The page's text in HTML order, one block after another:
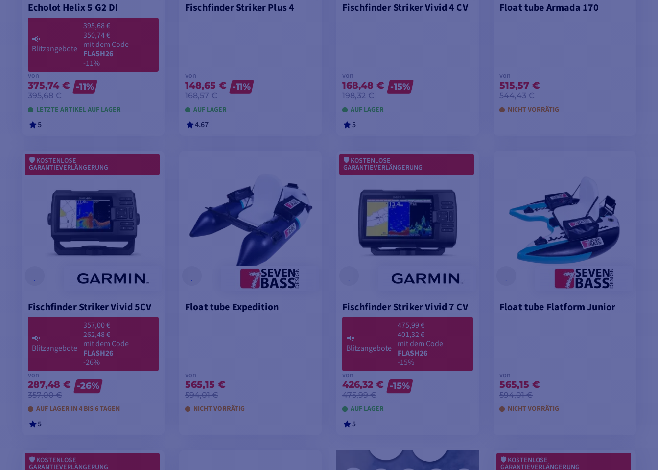
Echolot Helix 5 G2 DI
📢
Blitzangebote
395,68 €
350,74 €
mit dem Code
FLASH26
-11%
von
375,74 €
395,68 €
-11%
LETZTE ARTIKEL AUF LAGER
5
MODELLE ANSEHEN
Fischfinder Striker Plus 4
von
148,65 €
168,57 €
-11%
AUF LAGER
4.67
Fischfinder Striker Vivid 4 CV
von
168,48 €
198,32 €
-15%
AUF LAGER
5
MODELLE ANSEHEN
Float tube Armada 170
von
515,57 €
544,43 €
NICHT VORRÄTIG
KOSTENLOSE
GARANTIEVERLÄNGERUNG
Fischfinder Striker Vivid 5CV
📢
Blitzangebote
357,00 €
262,48 €
mit dem Code
FLASH26
-26%
von
287,48 €
357,00 €
-26%
AUF LAGER IN 4 BIS 6 TAGEN
5
MODELLE ANSEHEN
Float tube Expedition
von
565,15 €
594,01 €
NICHT VORRÄTIG
KOSTENLOSE
GARANTIEVERLÄNGERUNG
Fischfinder Striker Vivid 7 CV
📢
Blitzangebote
475,99 €
401,32 €
mit dem Code
FLASH26
-15%
von
426,32 €
475,99 €
-15%
AUF LAGER
5
MODELLE ANSEHEN
Float tube Flatform Junior
von
565,15 €
594,01 €
NICHT VORRÄTIG
MODELLE ANSEHEN
KOSTENLOSE
GARANTIEVERLÄNGERUNG
KOSTENLOSE
GARANTIEVERLÄNGERUNG